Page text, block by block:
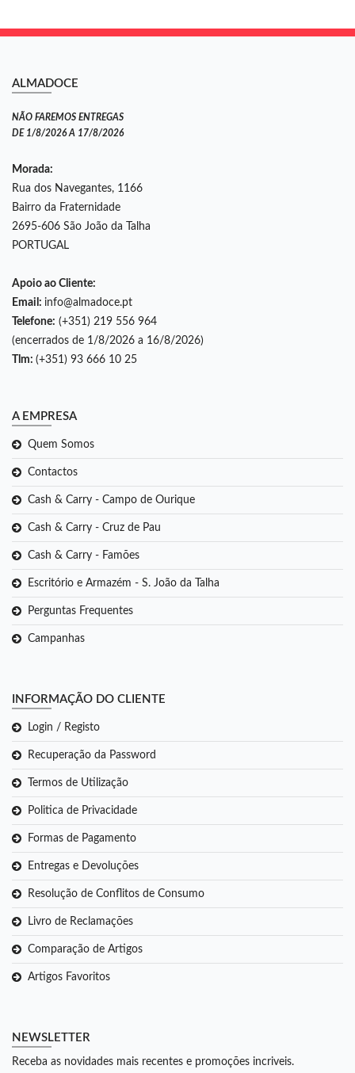
ALMADOCE
NÃO FAREMOS ENTREGAS
DE 1/8/2026 A 17/8/2026
Morada:
Rua dos Navegantes, 1166
Bairro da Fraternidade
2695-606 São João da Talha
PORTUGAL
Apoio ao Cliente:
Email: info@almadoce.pt
Telefone: (+351) 219 556 964
(encerrados de 1/8/2026 a 16/8/2026)
Tlm: (+351) 93 666 10 25
A EMPRESA
Quem Somos
Contactos
Cash & Carry - Campo de Ourique
Cash & Carry - Cruz de Pau
Cash & Carry - Famões
Escritório e Armazém - S. João da Talha
Perguntas Frequentes
Campanhas
INFORMAÇÃO DO CLIENTE
Login / Registo
Recuperação da Password
Termos de Utilização
Politica de Privacidade
Formas de Pagamento
Entregas e Devoluções
Resolução de Conflitos de Consumo
Livro de Reclamações
Comparação de Artigos
Artigos Favoritos
NEWSLETTER
Receba as novidades mais recentes e promoções incriveis.